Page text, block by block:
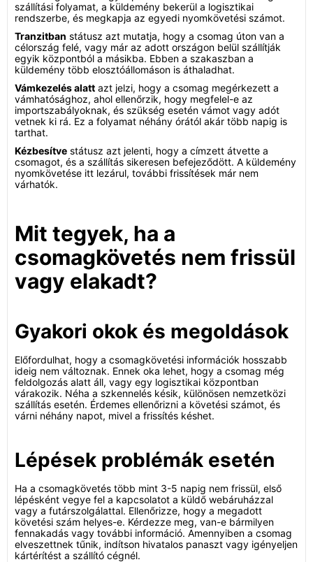
szállítási folyamat, a küldemény bekerül a logisztikai
rendszerbe, és megkapja az egyedi nyomkövetési számot.
Tranzitban státusz azt mutatja, hogy a csomag úton van a
célország felé, vagy már az adott országon belül szállítják
egyik központból a másikba. Ebben a szakaszban a
küldemény több elosztóállomáson is áthaladhat.
Vámkezelés alatt azt jelzi, hogy a csomag megérkezett a
vámhatósághoz, ahol ellenőrzik, hogy megfelel-e az
importszabályoknak, és szükség esetén vámot vagy adót
vetnek ki rá. Ez a folyamat néhány órától akár több napig is
tarthat.
Kézbesítve státusz azt jelenti, hogy a címzett átvette a
csomagot, és a szállítás sikeresen befejeződött. A küldemény
nyomkövetése itt lezárul, további frissítések már nem
várhatók.
Mit tegyek, ha a
csomagkövetés nem frissül
vagy elakadt?
Gyakori okok és megoldások
Előfordulhat, hogy a csomagkövetési információk hosszabb
ideig nem változnak. Ennek oka lehet, hogy a csomag még
feldolgozás alatt áll, vagy egy logisztikai központban
várakozik. Néha a szkennelés késik, különösen nemzetközi
szállítás esetén. Érdemes ellenőrizni a követési számot, és
várni néhány napot, mivel a frissítés késhet.
Lépések problémák esetén
Ha a csomagkövetés több mint 3-5 napig nem frissül, első
lépésként vegye fel a kapcsolatot a küldő webáruházzal
vagy a futárszolgálattal. Ellenőrizze, hogy a megadott
követési szám helyes-e. Kérdezze meg, van-e bármilyen
fennakadás vagy további információ. Amennyiben a csomag
elveszettnek tűnik, indítson hivatalos panaszt vagy igényeljen
kártérítést a szállító cégnél.